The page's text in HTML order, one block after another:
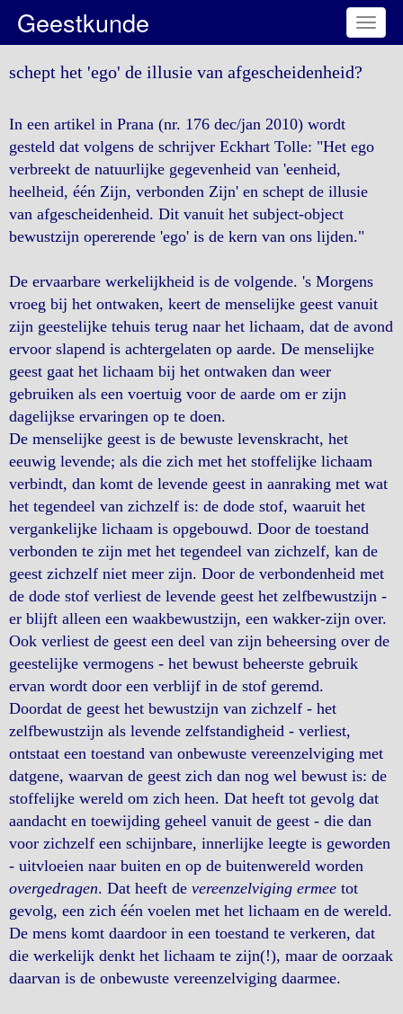
Toggle
Geestkunde
schept het 'ego' de illusie van afgescheidenheid?
In een artikel in Prana (nr. 176 dec/jan 2010) wordt
gesteld dat volgens de schrijver Eckhart Tolle: "Het ego
verbreekt de natuurlijke gegevenheid van 'eenheid,
heelheid, één Zijn, verbonden Zijn' en schept de illusie
van afgescheidenheid. Dit vanuit het subject-object
bewustzijn opererende 'ego' is de kern van ons lijden."
De ervaarbare werkelijkheid is de volgende. 's Morgens
vroeg bij het ontwaken, keert de menselijke geest vanuit
zijn geestelijke tehuis terug naar het lichaam, dat de avond
ervoor slapend is achtergelaten op aarde. De menselijke
geest gaat het lichaam bij het ontwaken dan weer
gebruiken als een voertuig voor de aarde om er zijn
dagelijkse ervaringen op te doen.
De menselijke geest is de bewuste levenskracht, het
eeuwig levende; als die zich met het stoffelijke lichaam
verbindt, dan komt de levende geest in aanraking met wat
het tegendeel van zichzelf is: de dode stof, waaruit het
vergankelijke lichaam is opgebouwd. Door de toestand
verbonden te zijn met het tegendeel van zichzelf, kan de
geest zichzelf niet meer zijn. Door de verbondenheid met
de dode stof verliest de levende geest het zelfbewustzijn -
er blijft alleen een waakbewustzijn, een wakker-zijn over.
Ook verliest de geest een deel van zijn beheersing over de
geestelijke vermogens - het bewust beheerste gebruik
ervan wordt door een verblijf in de stof geremd.
Doordat de geest het bewustzijn van zichzelf - het
zelfbewustzijn als levende zelfstandigheid - verliest,
ontstaat een toestand van onbewuste vereenzelviging met
datgene, waarvan de geest zich dan nog wel bewust is: de
stoffelijke wereld om zich heen. Dat heeft tot gevolg dat
aandacht en toewijding geheel vanuit de geest - die dan
voor zichzelf een schijnbare, innerlijke leegte is geworden
- uitvloeien naar buiten en op de buitenwereld worden
overgedragen. Dat heeft de vereenzelviging ermee tot
gevolg, een zich één voelen met het lichaam en de wereld.
De mens komt daardoor in een toestand te verkeren, dat
die werkelijk denkt het lichaam te zijn(!), maar de oorzaak
daarvan is de onbewuste vereenzelviging daarmee.